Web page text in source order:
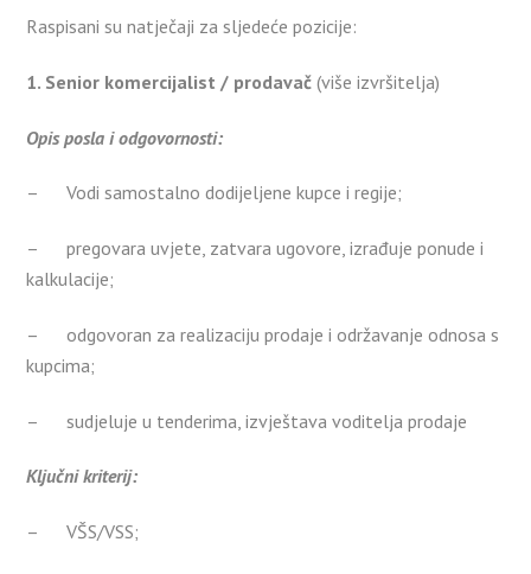
Raspisani su natječaji za sljedeće pozicije:
1. Senior komercijalist / prodavač(više izvršitelja)
Opis posla i odgovornosti:
– Vodi samostalno dodijeljene kupce i regije;
– pregovara uvjete, zatvara ugovore, izrađuje ponude i
kalkulacije;
– odgovoran za realizaciju prodaje i održavanje odnosa s
kupcima;
– sudjeluje u tenderima, izvještava voditelja prodaje
Ključni kriterij:
– VŠS/VSS;